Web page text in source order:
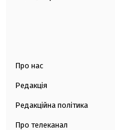
Про нас
Редакція
Редакційна політика
Про телеканал